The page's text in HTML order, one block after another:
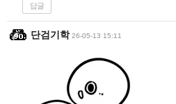
답글
단검기학 26-05-13 15:11